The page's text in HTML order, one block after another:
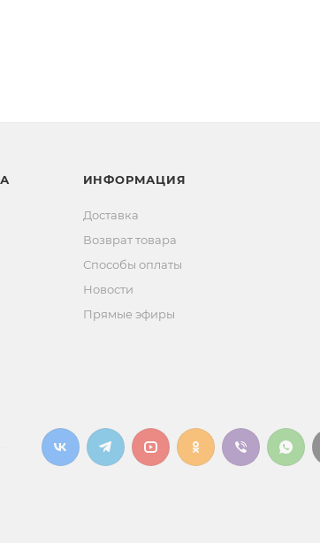
ИНФОРМАЦИЯ
Доставка
Возврат товара
Способы оплаты
Новости
Прямые эфиры